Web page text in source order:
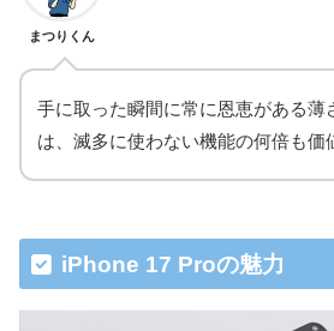
まつりくん
手に取った瞬間に常に恩恵がある薄
は、滅多に使わない機能の何倍も価
iPhone 17 Proの魅力